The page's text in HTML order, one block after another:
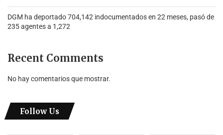
DGM ha deportado 704,142 indocumentados en 22 meses, pasó de
235 agentes a 1,272
Recent Comments
No hay comentarios que mostrar.
Follow Us